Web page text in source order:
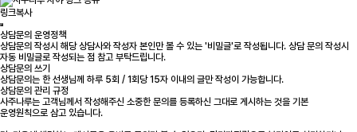
링크복사
상담문의 운영정책
상담문의 작성시 해당 상담사와 작성자 본인만 볼 수 있는 '비밀글'로 작성됩니다. 상담 문의 작성시
자동 비밀글로 작성되는 점 참고 부탁드립니다.
상담문의 쓰기
상담문의는 한 선생님께 하루 5회 / 1회당 15자 이내의 글만 작성이 가능합니다.
상담문의 관리 규정
사주나루는 고객님께서 작성해주신 소중한 문의를 등록하신 그대로 게시하는 것을 기본
운영원칙으로 삼고 있습니다.